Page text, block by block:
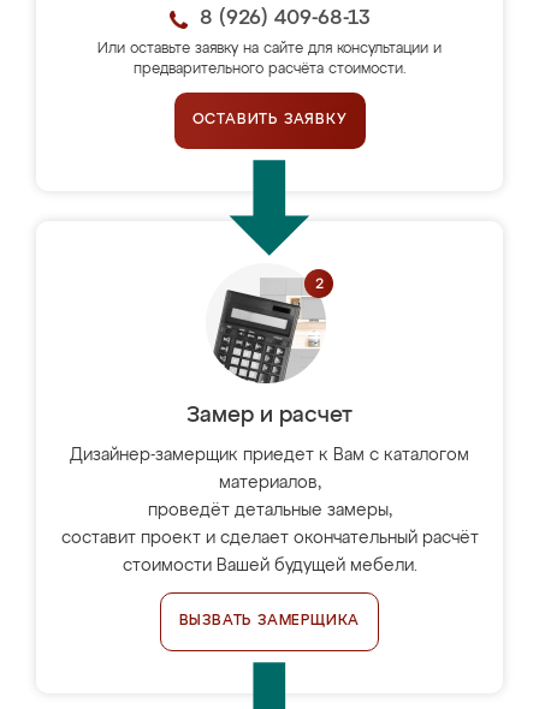
8 (926) 409-68-13
Или оставьте заявку на сайте для консультации и
предварительного расчёта стоимости.
ОСТАВИТЬ ЗАЯВКУ
Замер и расчет
Дизайнер-замерщик приедет к Вам с каталогом
материалов,
проведёт детальные замеры,
составит проект и сделает окончательный расчёт
стоимости Вашей будущей мебели.
ВЫЗВАТЬ ЗАМЕРЩИКА